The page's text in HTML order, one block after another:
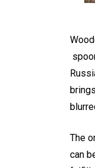
The
can